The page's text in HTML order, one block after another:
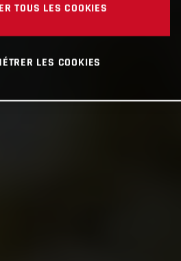
TOUS LES COOKIES
LES COOKIES